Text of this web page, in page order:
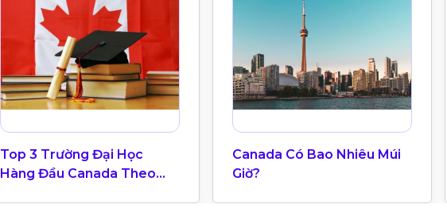
Top 3 Trường Đại Học
Hàng Đầu Canada Theo
Canada Có Bao Nhiêu Múi
Giờ?